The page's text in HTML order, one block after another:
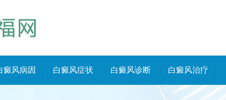
癜风病因 白癜风症状 白癜风诊断 白癜风治疗